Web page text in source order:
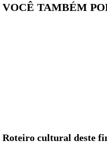
VOCÊ TAMBÉM
Roteiro cultural deste